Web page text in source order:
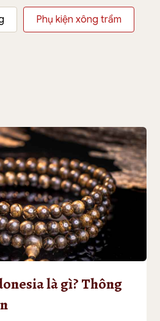
Phụ kiện xông trầm
là gì? Thông